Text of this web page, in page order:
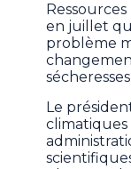
en juillet
problème
Le
climatiques